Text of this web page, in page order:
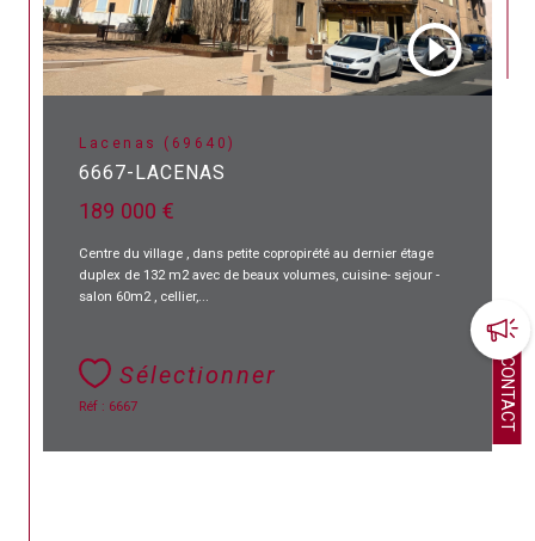
CONTACT
Lacenas (69640)
6667-LACENAS
189 000 €
Centre du village , dans petite copropirété au dernier étage
duplex de 132 m2 avec de beaux volumes, cuisine- sejour -
salon 60m2 , cellier,...
Sélectionner
Réf : 6667